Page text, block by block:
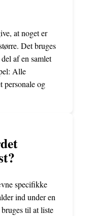
at noget er
Det bruges
af en samlet
Alle
personale og
specifikke
ind under en
til at liste